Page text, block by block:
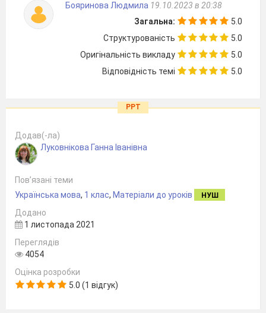
Бояринова Людмила 19.10.2023 в 20:38
Загальна:
5.0
Структурованість
5.0
Оригінальність викладу
5.0
Відповідність темі
5.0
PPT
Додав(-ла)
Луковнікова Ганна Іванівна
Пов’язані теми
Українська мова, 1 клас, Матеріали до уроків НУШ
Додано
1 листопада 2021
Переглядів
4054
Оцінка розробки
5.0 (1 відгук)